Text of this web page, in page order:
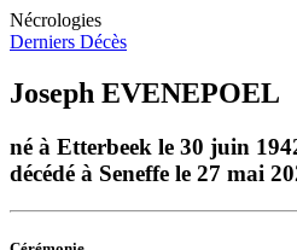
Nécrologies
Derniers Décès
Joseph EVENEPOEL
né à Etterbeek le 30 juin
décédé à Seneffe le 27 mai